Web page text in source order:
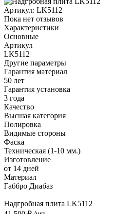
Артикул: LK5112
Пока нет отзывов
Характеристики
Основные
Артикул
LK5112
Другие параметры
Гарантия материал
50 лет
Гарантия установка
3 года
Качество
Высшая категория
Полировка
Видимые стороны
Фаска
Техническая (1-10 мм.)
Изготовление
от 14 дней
Материал
Габбро Диабаз
Надгробная плита LK5112